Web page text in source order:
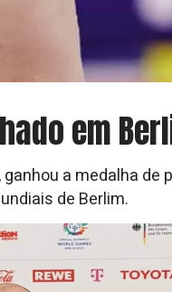
em
a medalha de
de Berlim.